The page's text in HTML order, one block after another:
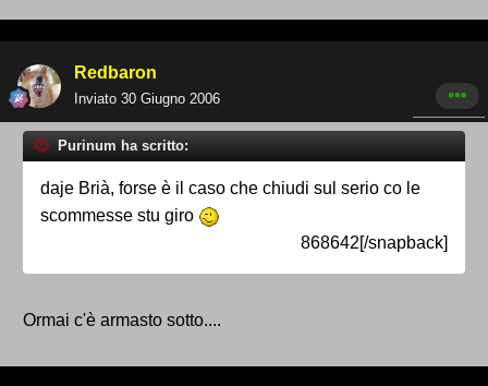
Redbaron
Inviato 30 Giugno 2006
Purinum ha scritto:
daje Brià, forse è il caso che chiudi sul serio co le
scommesse stu giro
868642[/snapback]
Ormai c'è armasto sotto....